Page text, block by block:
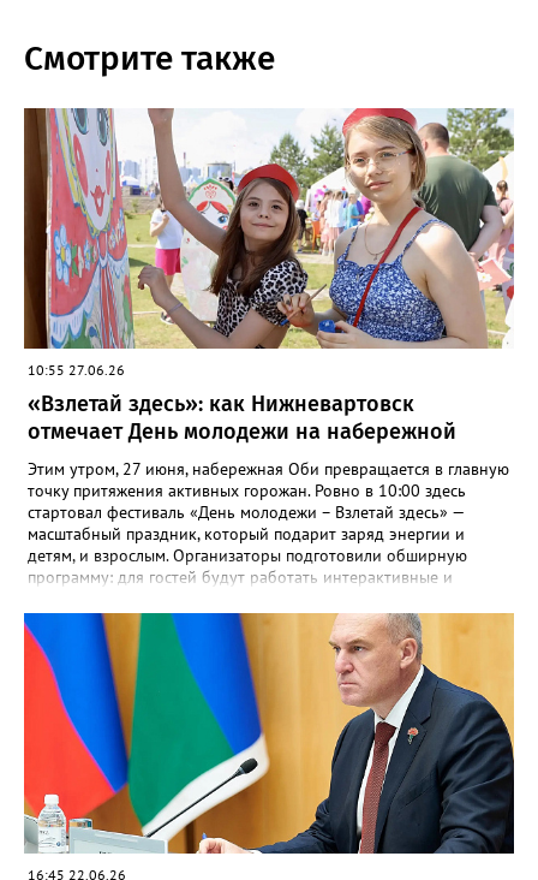
Смотрите также
10:55 27.06.26
«Взлетай здесь»: как Нижневартовск
отмечает День молодежи на набережной
Этим утром, 27 июня, набережная Оби превращается в главную
точку притяжения активных горожан. Ровно в 10:00 здесь
стартовал фестиваль «День молодежи – Взлетай здесь» —
масштабный праздник, который подарит заряд энергии и
детям, и взрослым. Организаторы подготовили обширную
программу: для гостей будут работать интерактивные и
Отдельного внимания заслуживают спортивные активности,
включая лазертаг, а также технозоны для любителей
современных технологий. Мероприятие ориентировано на
детей, молодежь и семейные аудитории. Важное дополнение
для автомобилистов: с 8:00 до 23:00 в связи с проведением
фестиваля будет частично перекрыто движение. Ограничения
коснутся улицы Г.И. Пикмана (от дома №8 по улице 60 лет
Октября до улицы Мусы Джалиля) и проспекта Победы (от
улицы 60 лет Октября до улицы Г.И. Пикмана). Водителей
просят заранее выбирать пути объезда. Ранее Gorod3466.ru
сообщал, что группа «Нестройные» выступит на главной сцене
Нижневартовска в День молодёжи.
16:45 22.06.26